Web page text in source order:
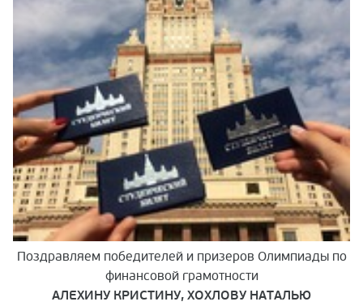
Поздравляем победителей и призеров Олимпиады по
финансовой грамотности
АЛЕХИНУ КРИСТИНУ, ХОХЛОВУ НАТАЛЬЮ